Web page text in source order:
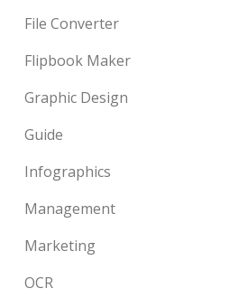
File Converter
Flipbook Maker
Graphic Design
Guide
Infographics
Management
Marketing
OCR